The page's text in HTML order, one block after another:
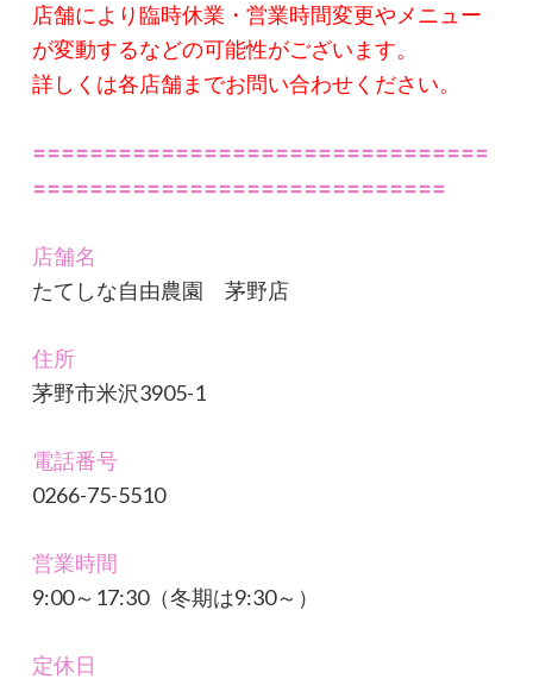
店舗により臨時休業・営業時間変更やメニュー
が変動するなどの可能性がございます。
詳しくは各店舗までお問い合わせください。
〓〓〓〓〓〓〓〓〓〓〓〓〓〓〓〓〓〓〓〓〓〓〓〓〓〓〓〓〓〓〓〓
〓〓〓〓〓〓〓〓〓〓〓〓〓〓〓〓〓〓〓〓〓〓〓〓〓〓〓〓〓
店舗名
たてしな自由農園 茅野店
住所
茅野市米沢3905-1
電話番号
0266-75-5510
営業時間
9:00～17:30（冬期は9:30～）
定休日